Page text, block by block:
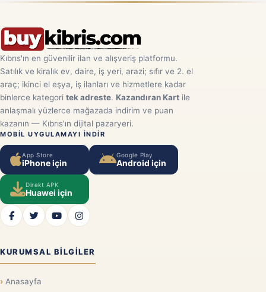
Kıbrıs'ın en güvenilir ilan ve alışveriş platformu.
Satılık ve kiralık ev, daire, iş yeri, arazi; sıfır ve 2. el
araç; ikinci el eşya, iş ilanları ve hizmetlere kadar
binlerce kategori tek adreste. Kazandıran Kart ile
anlaşmalı yüzlerce mağazada indirim ve puan
kazanın — Kıbrıs'ın dijital pazaryeri.
MOBIL UYGULAMAYI INDIR
App Store
iPhone için
Google Play
Android için
Direkt APK
Huawei için
KURUMSAL BILGILER
Anasayfa